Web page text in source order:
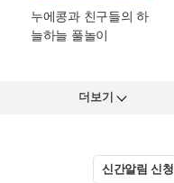
누에콩과 친구들의 하
늘하늘 풀놀이
더보기
신간알림 신청